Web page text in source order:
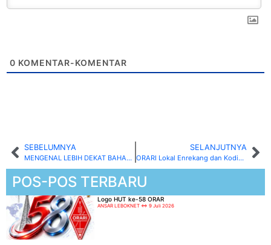
0 KOMENTAR-KOMENTAR
SEBELUMNYA
MENGENAL LEBIH DEKAT BAHASA KOMUNIKASI ORARI
SELANJUTNYA
ORARI Lokal Enrekang dan Kodim 1419/Enrekang Bersinergi Dukung Kelancaran Latimojong Eco Culture Run 2025 dalam Rangka HUT TNI ke-80
POS-POS TERBARU
Logo HUT ke-58 ORAR
ANSAR LEBOKNET 9 Juli 2026